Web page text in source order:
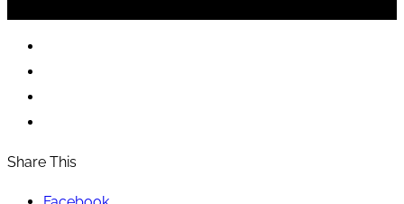
Share This